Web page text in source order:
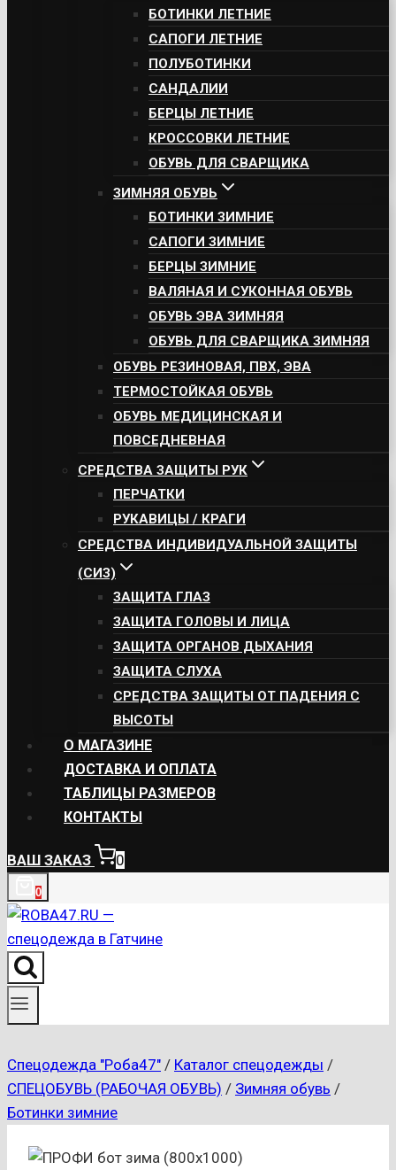
БОТИНКИ ЛЕТНИЕ
САПОГИ ЛЕТНИЕ
ПОЛУБОТИНКИ
САНДАЛИИ
БЕРЦЫ ЛЕТНИЕ
КРОССОВКИ ЛЕТНИЕ
ОБУВЬ ДЛЯ СВАРЩИКА
ЗИМНЯЯ ОБУВЬ
БОТИНКИ ЗИМНИЕ
САПОГИ ЗИМНИЕ
БЕРЦЫ ЗИМНИЕ
ВАЛЯНАЯ И СУКОННАЯ ОБУВЬ
ОБУВЬ ЭВА ЗИМНЯЯ
ОБУВЬ ДЛЯ СВАРЩИКА ЗИМНЯЯ
ОБУВЬ РЕЗИНОВАЯ, ПВХ, ЭВА
ТЕРМОСТОЙКАЯ ОБУВЬ
ОБУВЬ МЕДИЦИНСКАЯ И
ПОВСЕДНЕВНАЯ
СРЕДСТВА ЗАЩИТЫ РУК
ПЕРЧАТКИ
РУКАВИЦЫ / КРАГИ
СРЕДСТВА ИНДИВИДУАЛЬНОЙ ЗАЩИТЫ
(СИЗ)
ЗАЩИТА ГЛАЗ
ЗАЩИТА ГОЛОВЫ И ЛИЦА
ЗАЩИТА ОРГАНОВ ДЫХАНИЯ
ЗАЩИТА СЛУХА
СРЕДСТВА ЗАЩИТЫ ОТ ПАДЕНИЯ С
ВЫСОТЫ
О МАГАЗИНЕ
ДОСТАВКА И ОПЛАТА
ТАБЛИЦЫ РАЗМЕРОВ
КОНТАКТЫ
ВАШ ЗАКАЗ 0
0
Спецодежда "Роба47" / Каталог спецодежды /
СПЕЦОБУВЬ (РАБОЧАЯ ОБУВЬ) / Зимняя обувь /
Ботинки зимние